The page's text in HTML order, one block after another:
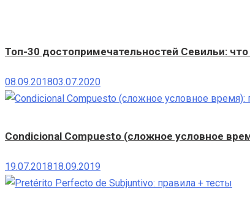
Топ-30 достопримечательностей Севильи:
08.09.201803.07.2020
Condicional Compuesto (сложное условное
19.07.201818.09.2019